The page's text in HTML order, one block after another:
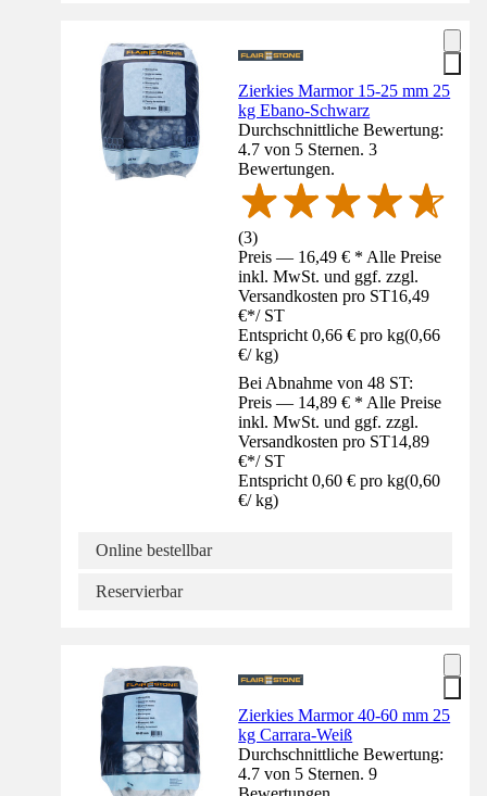
Zierkies Marmor 15-25 mm 25
kg Ebano-Schwarz
Durchschnittliche Bewertung:
4.7 von 5 Sternen. 3
Bewertungen.
(3)
Preis — 16,49 € * Alle Preise
inkl. MwSt. und ggf. zzgl.
Versandkosten pro ST16,49
€*/ ST
Entspricht 0,66 € pro kg(0,66
€/ kg)
Bei Abnahme von 48 ST:
Preis — 14,89 € * Alle Preise
inkl. MwSt. und ggf. zzgl.
Versandkosten pro ST14,89
€*/ ST
Entspricht 0,60 € pro kg(0,60
€/ kg)
Online bestellbar
Reservierbar
Zierkies Marmor 40-60 mm 25
kg Carrara-Weiß
Durchschnittliche Bewertung:
4.7 von 5 Sternen. 9